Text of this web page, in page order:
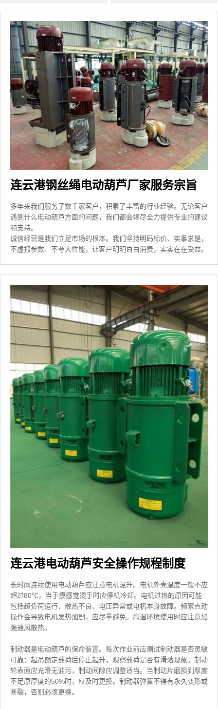
连云港钢丝绳电动葫芦厂家服务宗旨
多年来我们服务了数千家客户，积累了丰富的行业经验。无论客户
遇到什么电动葫芦方面的问题，我们都会竭尽全力提供专业的建议
和支持。
诚信经营是我们立足市场的根本。我们坚持明码标价、实事求是，
不虚报参数、不夸大性能，让客户明明白白消费，实实在在受益。
连云港电动葫芦安全操作规程制度
长时间连续使用电动葫芦应注意电机温升。电机外壳温度一般不应
超过80℃，当手摸感觉烫手时应停机冷却。电机过热的原因可能
包括超负荷运行、散热不良、电压异常或电机本身故障。频繁点动
操作会导致电机发热加剧，应尽量避免。高温环境使用时应注意加
强通风散热。
制动器是电动葫芦的保命装置。每次作业前应测试制动器是否灵敏
可靠：起吊额定载荷后停止起升，观察载荷是否有滑落现象。制动
轮表面应光滑无油污，制动间隙应调整适当。当制动片磨损到厚度
不足原厚度的50%时，应及时更换。制动器弹簧不得有永久变形或
断裂，否则必须更换。